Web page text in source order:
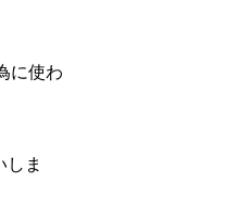
に使わ
しま